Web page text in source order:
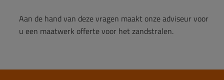
Aan de hand van deze vragen maakt onze adviseur voor
u een maatwerk offerte voor het zandstralen.